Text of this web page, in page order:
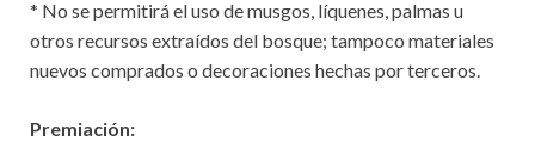
* No se permitirá el uso de musgos, líquenes, palmas u
otros recursos extraídos del bosque; tampoco materiales
nuevos comprados o decoraciones hechas por terceros.
Premiación: